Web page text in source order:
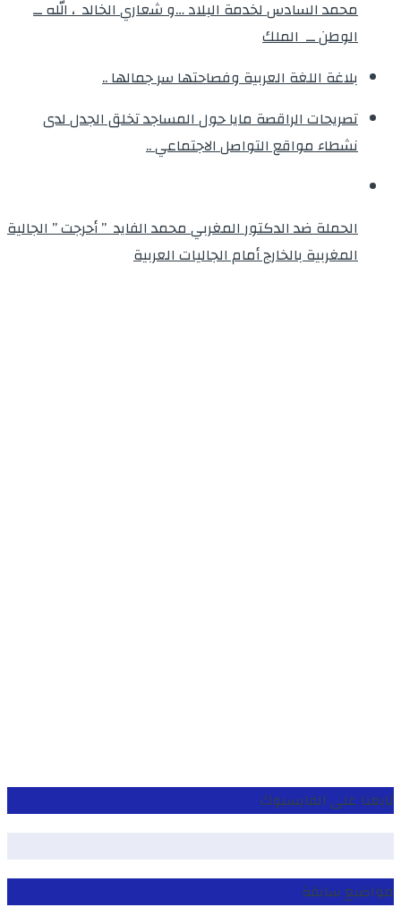
محمد السادس لخدمة البلاد …و شعاري الخالد ، الله ــ
الوطن ــ الملك
بلاغة اللغة العربية وفصاحتها سر جمالها ..
تصريحات الراقصة مايا حول المساجد تخلق الجدل لدى
نشطاء مواقع التواصل الاجتماعي ..
الحملة ضد الدكتور المغربي محمد الفايد ” أحرجت ” الجالية
المغربية بالخارج أمام الجاليات العربية
تابعنا على الفايسبوك
مواضيع سابقة